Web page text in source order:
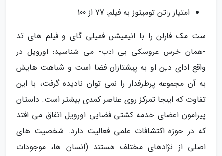
امتیاز راتن تومیتوز به فیلم: 77 از 100
ست مک فارلن را با انیمیشن فمیلی گای و فیلم های تد
-همان خرس عروسکی بی ادب- می شناسید؛ اورویل در
واقع ادای دین او به پیشتازان فضا است و شباهت هایش
به آن مجموعه پرطرفدار را نمی توان نادیده گرفت، با این
تفاوت که اینجا تمرکز روی عناصر کمدی بیشتر است. داستان
پیرامون اعضای خدمه کشتی فضایی اورویل اتفاق می افتد
که در حوزه اکتشافات علمی فعالیت دارد. شخصیت های
اصلی از نژادهای مختلف هستند (انسان ها، موجودات